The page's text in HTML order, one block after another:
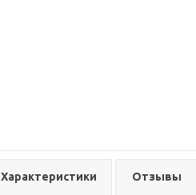
Характеристики Отзывы